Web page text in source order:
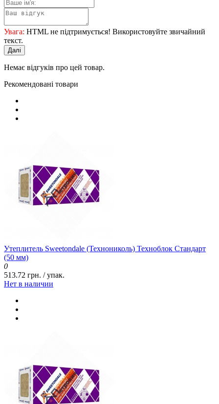
Увага: HTML не підтримується! Використовуйте звичайний
текст.
Далі
Немає відгуків про цей товар.
Рекомендовані товари
Утеплитель Sweetondale (Технониколь) Техноблок Стандарт
(50 мм)
0
513.72 грн. / упак.
Нет в наличии